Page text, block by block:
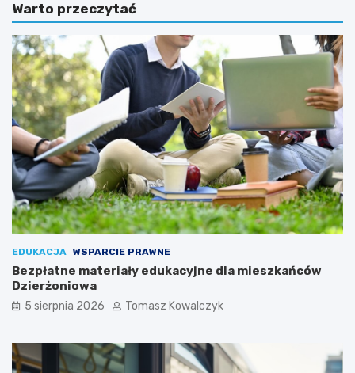
Warto przeczytać
EDUKACJA WSPARCIE PRAWNE
Bezpłatne materiały edukacyjne dla mieszkańców
Dzierżoniowa
5 sierpnia 2026 Tomasz Kowalczyk